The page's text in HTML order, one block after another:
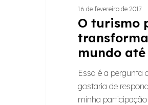
16 de fevereiro de 2017
O turismo
mundo até
Essa é a pergunta
gostaria de
minha